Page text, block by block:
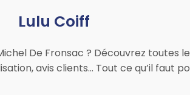
Lulu Coiff
De Fronsac ? Découvrez
avis clients… Tout ce qu’il faut